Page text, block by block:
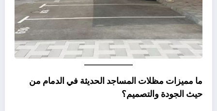
ما مميزات مظلات المساجد الحديثة في الدمام من
حيث الجودة والتصميم؟